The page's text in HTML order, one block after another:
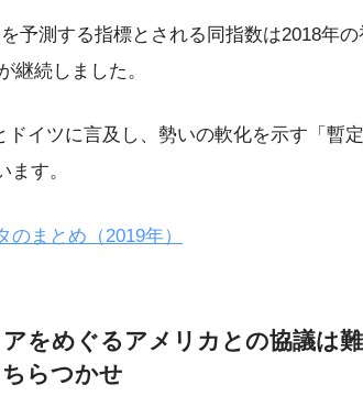
予測する指標とされる同指数は2018年の
継続しました。
ドイツに言及し、勢いの軟化を示す「暫
ます。
まとめ（2019年）
をめぐるアメリカとの協議は
らつかせ